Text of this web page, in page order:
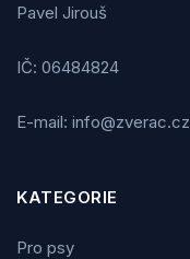
Pavel Jirouš
IČ: 06484824
E-mail: info@zverac.cz
KATEGORIE
Pro psy